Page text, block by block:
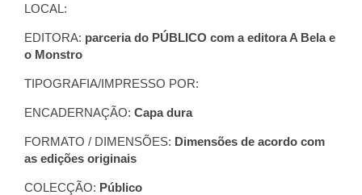
LOCAL:
EDITORA: parceria do PÚBLICO com a editora A Bela e
o Monstro
TIPOGRAFIA/IMPRESSO POR:
ENCADERNAÇÃO: Capa dura
FORMATO / DIMENSÕES: Dimensões de acordo com
as edições originais
COLECÇÃO: Público